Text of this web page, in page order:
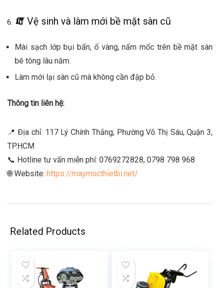
🧯 Vệ sinh và làm mới bề mặt sàn cũ
Mài sạch lớp bụi bẩn, ố vàng, nấm mốc trên bề mặt sàn
bê tông lâu năm.
Làm mới lại sàn cũ mà không cần đập bỏ.
Thông tin liên hệ:
📍 Địa chỉ: 117 Lý Chính Thắng, Phường Võ Thị Sáu, Quận 3,
TP.HCM
📞 Hotline tư vấn miễn phí: 0769272828, 0798 798 968
🌐 Website: https://maymocthietbi.net/
Related Products